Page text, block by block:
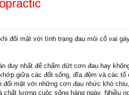
đối mặt với tình trạng đau mỏi cổ vai
duy nhất để chấm dứt cơn đau hay
giữa các đốt sống, đĩa đệm và các tổ
đối mặt với những cơn đau nhức khó
chất lượng cuộc sống hàng ngày. Nhiều